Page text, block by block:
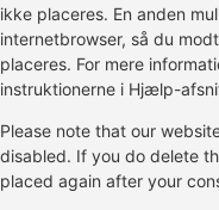
ikke placeres. En anden
internetbrowser, så du
placeres. For mere
instruktionerne i Hjælp-
Please note that our
disabled. If you do delete
placed again after your